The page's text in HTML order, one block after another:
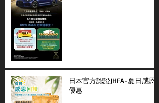
日本官方認證JHFA-夏日感恩
優惠